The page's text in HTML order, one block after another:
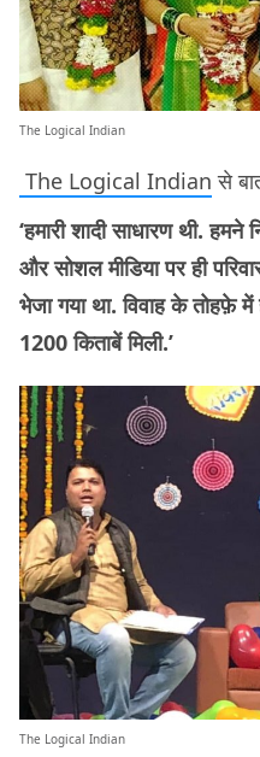
The Logical Indian
The Logical Indian से
‘हमारी शादी साधारण थी.
और सोशल मीडिया पर ही
भेजा गया था. विवाह के तोहफ़े
1200 किताबें मिली.’
The Logical Indian